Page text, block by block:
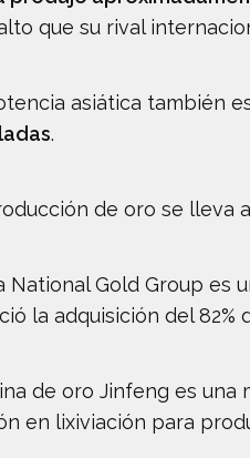
que su rival
asiática también
.
de oro se lleva
National Gold Group es
la adquisición del 82%
de oro Jinfeng es
en lixiviación para